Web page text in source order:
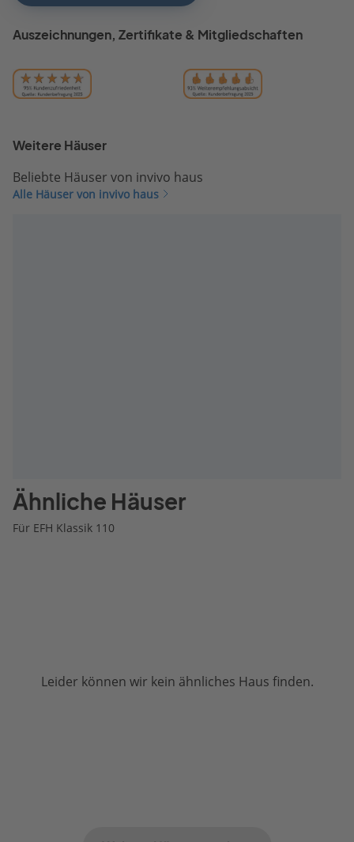
Auszeichnungen, Zertifikate & Mitgliedschaften
Weitere Häuser
Beliebte Häuser von invivo haus
Alle Häuser von invivo haus
Ähnliche Häuser
Für EFH Klassik 110
Leider können wir kein ähnliches Haus finden.